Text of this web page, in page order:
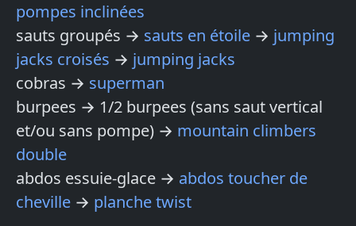
pompes inclinées
sauts groupés → sauts en étoile → jumping
jacks croisés → jumping jacks
cobras → superman
burpees → 1/2 burpees (sans saut vertical
et/ou sans pompe) → mountain climbers
double
abdos essuie-glace → abdos toucher de
cheville → planche twist